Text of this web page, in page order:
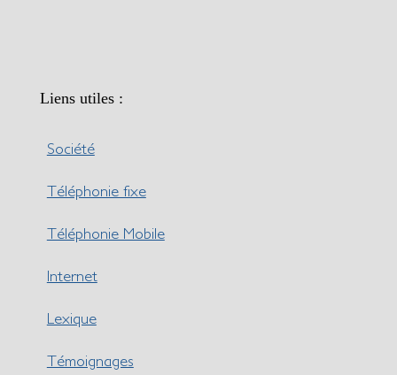
Liens utiles :
Société
Téléphonie fixe
Téléphonie Mobile
Internet
Lexique
Témoignages